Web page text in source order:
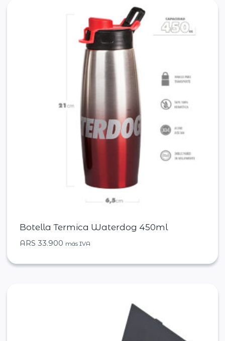
Botella Termica Waterdog 450ml
ARS 33.900 más IVA